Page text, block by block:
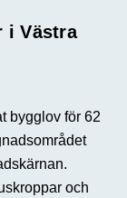
i Västra
bygglov för 62
och